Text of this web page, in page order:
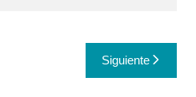
Siguiente